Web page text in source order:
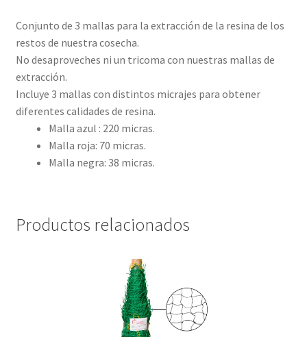
Conjunto de 3 mallas para la extracción de la resina de los
restos de nuestra cosecha.
No desaproveches ni un tricoma con nuestras mallas de
extracción.
Incluye 3 mallas con distintos micrajes para obtener
diferentes calidades de resina.
Malla azul : 220 micras.
Malla roja: 70 micras.
Malla negra: 38 micras.
Productos relacionados